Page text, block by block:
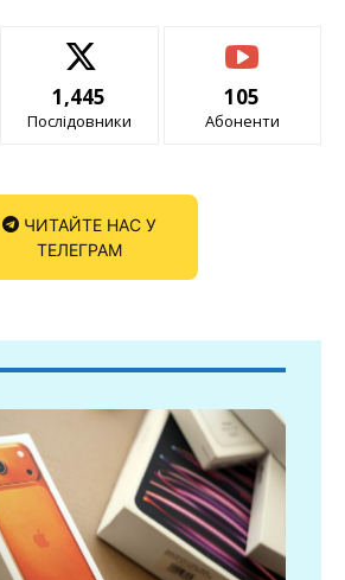
1,445
Послідовники
105
Абоненти
ЧИТАЙТЕ НАС У
ТЕЛЕГРАМ